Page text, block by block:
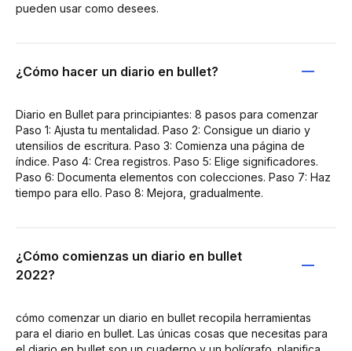
pueden usar como desees.
¿Cómo hacer un diario en bullet?
Diario en Bullet para principiantes: 8 pasos para comenzar
Paso 1: Ajusta tu mentalidad. Paso 2: Consigue un diario y
utensilios de escritura. Paso 3: Comienza una página de
índice. Paso 4: Crea registros. Paso 5: Elige significadores.
Paso 6: Documenta elementos con colecciones. Paso 7: Haz
tiempo para ello. Paso 8: Mejora, gradualmente.
¿Cómo comienzas un diario en bullet
2022?
cómo comenzar un diario en bullet recopila herramientas
para el diario en bullet. Las únicas cosas que necesitas para